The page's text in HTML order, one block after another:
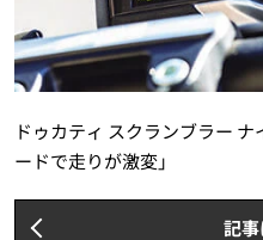
ドゥカティ スクランブラー
ードで走りが激変」
記